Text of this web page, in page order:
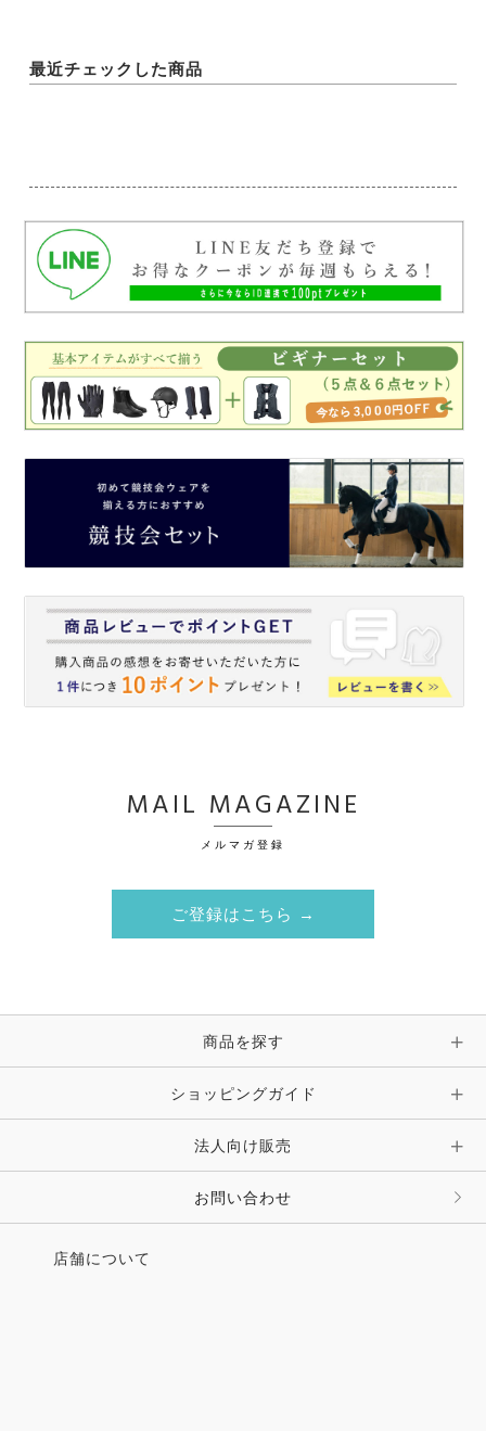
最近チェックした商品
MAIL MAGAZINE
メルマガ登録
ご登録はこちら →
商品を探す
ショッピングガイド
法人向け販売
お問い合わせ
店舗について